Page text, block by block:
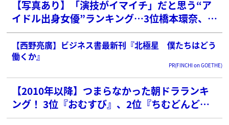
【写真あり】「演技がイマイチ」だと思う“ア
イドル出身女優”ランキング…3位橋本環奈、2
位前田敦子を抑えた1位は？
【西野亮廣】ビジネス書最新刊『北極星 僕たちはどう
働くか』
PR(FINCHI on GOETHE)
【2010年以降】つまらなかった朝ドラランキ
ング！ 3位『おむすび』、2位『ちむどんど
ん』を抑えた1位の作品は？